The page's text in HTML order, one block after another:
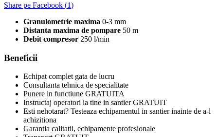
Share pe Facebook (1)
Granulometrie maxima 0-3 mm
Distanta maxima de pompare 50 m
Debit compresor 250 l/min
Beneficii
Echipat complet gata de lucru
Consultanta tehnica de specialitate
Punere in functiune GRATUITA
Instructaj operatori la tine in santier GRATUIT
Esti nehotarat? Testeaza echipamentul in santier inainte de a-l
achizitiona
Garantia calitatii, echipamente profesionale